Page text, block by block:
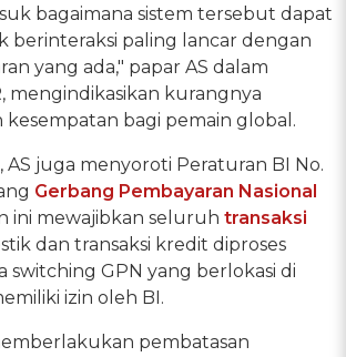
bagaimana sistem tersebut dapat
berinteraksi paling lancar dengan
yang ada," papar AS dalam
mengindikasikan kurangnya
kesempatan bagi pemain global.
AS juga menyoroti Peraturan BI No.
Gerbang Pembayaran Nasional
ini mewajibkan seluruh transaksi
dan transaksi kredit diproses
switching GPN yang berlokasi di
izin oleh BI.
pembatasan